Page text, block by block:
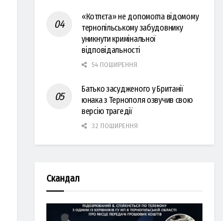
«Котлєта» не допомогла відомому
тернопільському забудовнику
уникнути кримінальної
відповідальності
54 ПОШИРЕННЯ
Батько засудженого у Британії
юнака з Тернополя озвучив свою
версію трагедії
32 ПОШИРЕННЯ
Скандал